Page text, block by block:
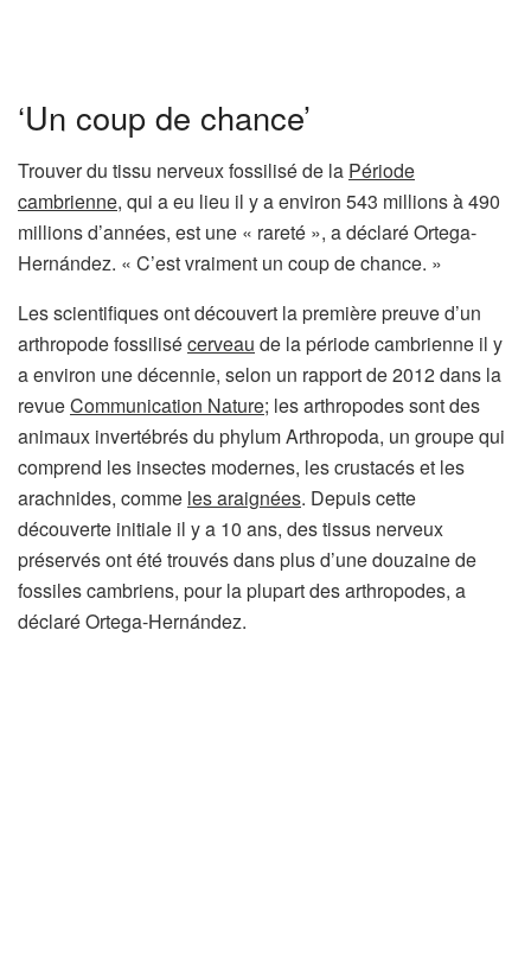
‘Un coup de chance’
Trouver du tissu nerveux fossilisé de la Période
cambrienne, qui a eu lieu il y a environ 543 millions à 490
millions d’années, est une « rareté », a déclaré Ortega-
Hernández. « C’est vraiment un coup de chance. »
Les scientifiques ont découvert la première preuve d’un
arthropode fossilisécerveau de la période cambrienne il y
a environ une décennie, selon un rapport de 2012 dans la
revueCommunication Nature; les arthropodes sont des
animaux invertébrés du phylum Arthropoda, un groupe qui
comprend les insectes modernes, les crustacés et les
arachnides, comme les araignées. Depuis cette
découverte initiale il y a 10 ans, des tissus nerveux
préservés ont été trouvés dans plus d’une douzaine de
fossiles cambriens, pour la plupart des arthropodes, a
déclaré Ortega-Hernández.